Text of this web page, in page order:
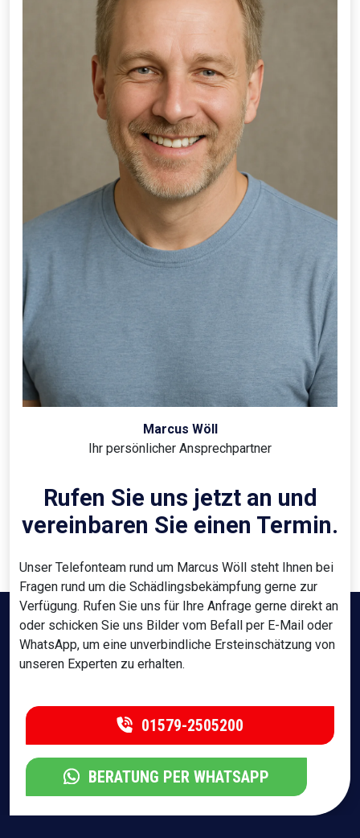
Marcus Wöll
Ihr persönlicher Ansprechpartner
Rufen Sie uns jetzt an und
vereinbaren Sie einen Termin.
Unser Telefonteam rund um Marcus Wöll steht Ihnen bei
Fragen rund um die Schädlingsbekämpfung gerne zur
Verfügung. Rufen Sie uns für Ihre Anfrage gerne direkt an
oder schicken Sie uns Bilder vom Befall per E-Mail oder
WhatsApp, um eine unverbindliche Ersteinschätzung von
unseren Experten zu erhalten.
BERATUNG PER WHATSAPP
Facebook
X LinkedIn
YouTube